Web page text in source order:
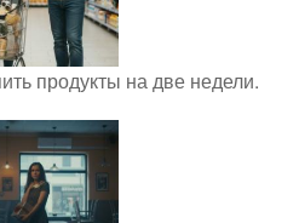
продукты на две недели.